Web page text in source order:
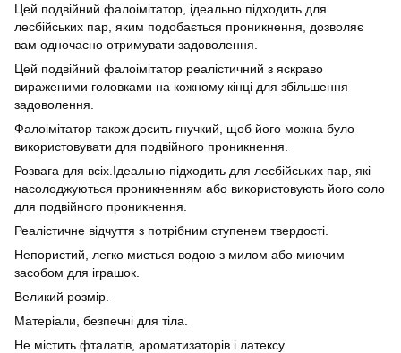
Цей подвійний фалоімітатор, ідеально підходить для
лесбійських пар, яким подобається проникнення, дозволяє
вам одночасно отримувати задоволення.
Цей подвійний фалоімітатор реалістичний з яскраво
вираженими головками на кожному кінці для збільшення
задоволення.
Фалоімітатор також досить гнучкий, щоб його можна було
використовувати для подвійного проникнення.
Розвага для всіх.Ідеально підходить для лесбійських пар, які
насолоджуються проникненням або використовують його соло
для подвійного проникнення.
Реалістичне відчуття з потрібним ступенем твердості.
Непористий, легко миється водою з милом або миючим
засобом для іграшок.
Великий розмір.
Матеріали, безпечні для тіла.
Не містить фталатів, ароматизаторів і латексу.